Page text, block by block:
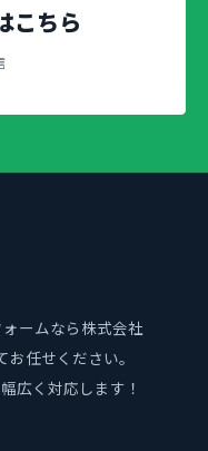
こちら
ームなら株式会社
任せください。
広く対応します！